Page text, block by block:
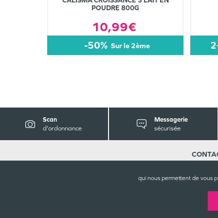
qui nous permettent de vous
POUDRE 800G
10,99€
-50% sur le 2ème
Scan
d'ordonnance
Messagerie
sécurisée
Centre
02 35